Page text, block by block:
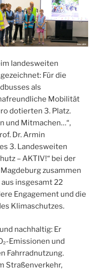
landesweiten
Für die
als
Mobilität
dotierten 3. Platz.
und Mitmachen…“,
Dr. Armin
3. Landesweiten
– AKTIV!“ bei der
zusammen
insgesamt 22
Engagement und die
Klimaschutzes.
nachhaltig: Er
Emissionen und
Fahrradnutzung.
Straßenverkehr,